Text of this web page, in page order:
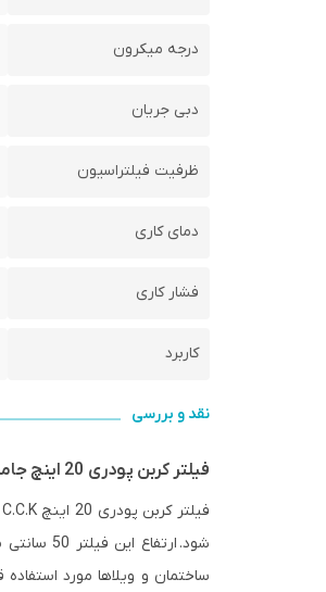
درجه میکرون
دبی جریان
ظرفیت فیلتراسیون
دمای کاری
فشار کاری
کاربرد
نقد و بررسی
فیلتر کربن پودری 20 اینچ جامبو
ساختمان و ویلاها مورد